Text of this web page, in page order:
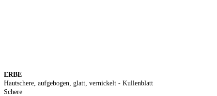
ERBE
Hautschere, aufgebogen, glatt, vernickelt - Kullenblatt
Schere